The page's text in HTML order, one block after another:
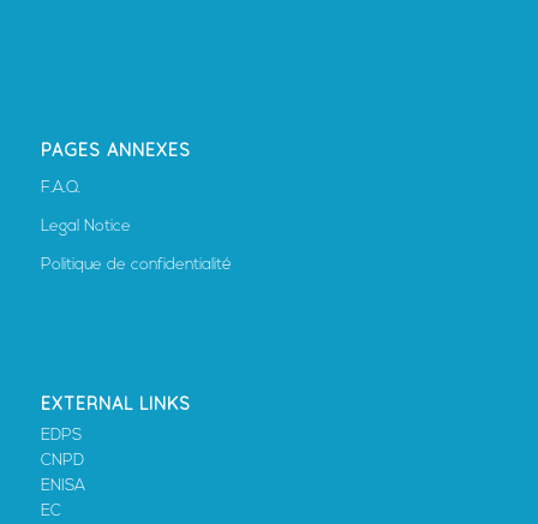
PAGES ANNEXES
F.A.Q.
Legal Notice
Politique de confidentialité
EXTERNAL LINKS
EDPS
CNPD
ENISA
EC